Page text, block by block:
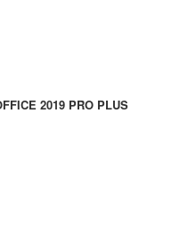
2019 PRO PLUS